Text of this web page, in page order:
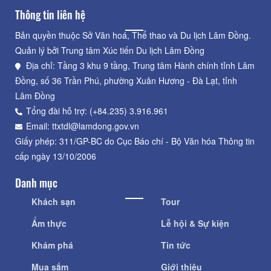
Thông tin liên hệ
Bản quyền thuộc Sở Văn hoá, Thể thao và Du lịch Lâm Đồng.
Quản lý bởi Trung tâm Xúc tiến Du lịch Lâm Đồng
Địa chỉ: Tầng 3 khu 9 tầng, Trung tâm Hành chính tỉnh Lâm
Đồng, số 36 Trần Phú, phường Xuân Hương - Đà Lạt, tỉnh
Lâm Đồng
Tổng đài hỗ trợ: (+84.235) 3.916.961
Email: ttxtdl@lamdong.gov.vn
Giấy phép: 311/GP-BC do Cục Báo chí - Bộ Văn hóa Thông tin
cấp ngày 13/10/2006
Danh mục
Khách sạn
Ẩm thực
Khám phá
Mua sắm
Tour
Lễ hội & Sự kiện
Tin tức
Giới thiệu